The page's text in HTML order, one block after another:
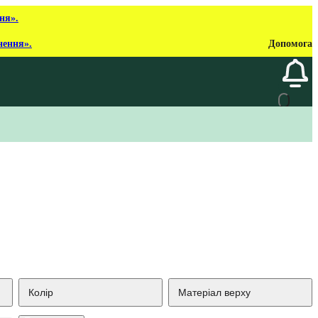
Допомога
Колір Матеріал верху